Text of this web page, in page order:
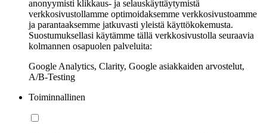
anonyymisti klikkaus- ja selauskäyttäytymistä
verkkosivustollamme optimoidaksemme verkkosivustoamme
ja parantaaksemme jatkuvasti yleistä käyttökokemusta.
Suostumuksellasi käytämme tällä verkkosivustolla seuraavia
kolmannen osapuolen palveluita:
Google Analytics, Clarity, Google asiakkaiden arvostelut,
A/B-Testing
Toiminnallinen